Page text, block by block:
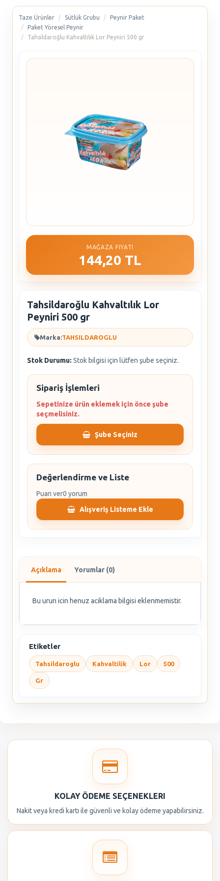
Taze Ürünler Sütlük Grubu
Peynir Paket
Paket Yöresel Peynir
Tahsildaroğlu Kahvaltılık Lor Peyniri 500 gr
MAĞAZA FIYATI
144,20 TL
Tahsildaroğlu Kahvaltılık Lor
Peyniri 500 gr
Marka:TAHSILDAROGLU
Stok Durumu: Stok bilgisi için lütfen şube seçiniz.
Sipariş İşlemleri
Sepetinize ürün eklemek için önce şube
seçmelisiniz.
Şube Seçiniz
Değerlendirme ve Liste
Puan ver0 yorum
Alışveriş Listeme Ekle
Açıklama Yorumlar (0)
Bu urun icin henuz aciklama bilgisi eklenmemistir.
Etiketler
Tahsildaroglu Kahvaltilik Lor 500
Gr
KOLAY ÖDEME SEÇENEKLERI
Nakit veya kredi kartı ile güvenli ve kolay ödeme yapabilirsiniz.